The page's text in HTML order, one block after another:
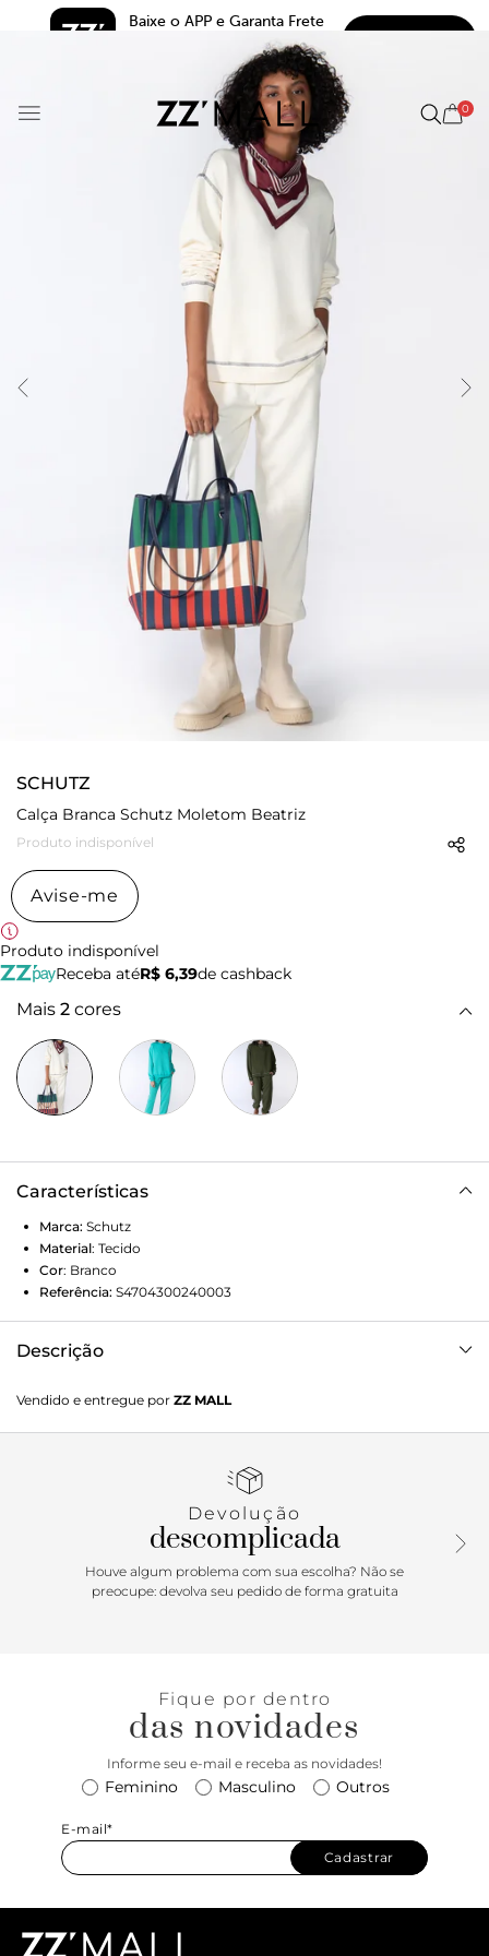
Baixe o APP e Garanta Frete
5.0
0
SCHUTZ
Calça Branca Schutz Moletom Beatriz
Produto indisponível
Avise-me
Produto indisponível
Receba atéR$ 6,39de cashback
Mais 2 cores
Características
Marca: Schutz
Material: Tecido
Cor: Branco
Referência: S4704300240003
Descrição
usar non-stop? A composição 100% algodão com cintura
média e elástico embutido faz com que essa calça de
A modelagem slim garante um visual moderno que deixa
Aposte! Composição: 100% Algodão
Vendido e entregue por ZZ MALL
Devolução
descomplicada
Houve algum problema com sua escolha? Não se
preocupe: devolva seu pedido de forma gratuita
Fique por dentro
das novidades
Informe seu e-mail e receba as novidades!
Feminino Masculino Outros
E-mail*
Cadastrar